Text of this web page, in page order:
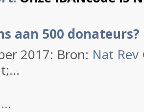
aan 500 donateurs?
2017: Bron: Nat Rev